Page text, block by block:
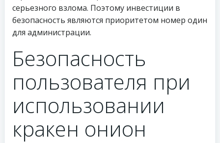
серьезного взлома. Поэтому инвестиции в
безопасность являются приоритетом номер один
для администрации.
Безопасность
пользователя при
использовании
кракен онион